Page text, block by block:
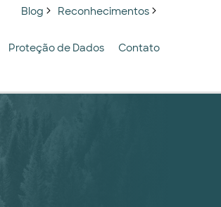
Blog Reconhecimentos
Proteção de Dados Contato